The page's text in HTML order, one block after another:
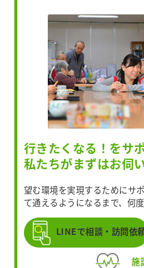
行きたくなる！をサ
私たちがまずはお伺
望む環境を実現するためにサ
て通えるようになるまで、何
LINEで相談・訪問依
施